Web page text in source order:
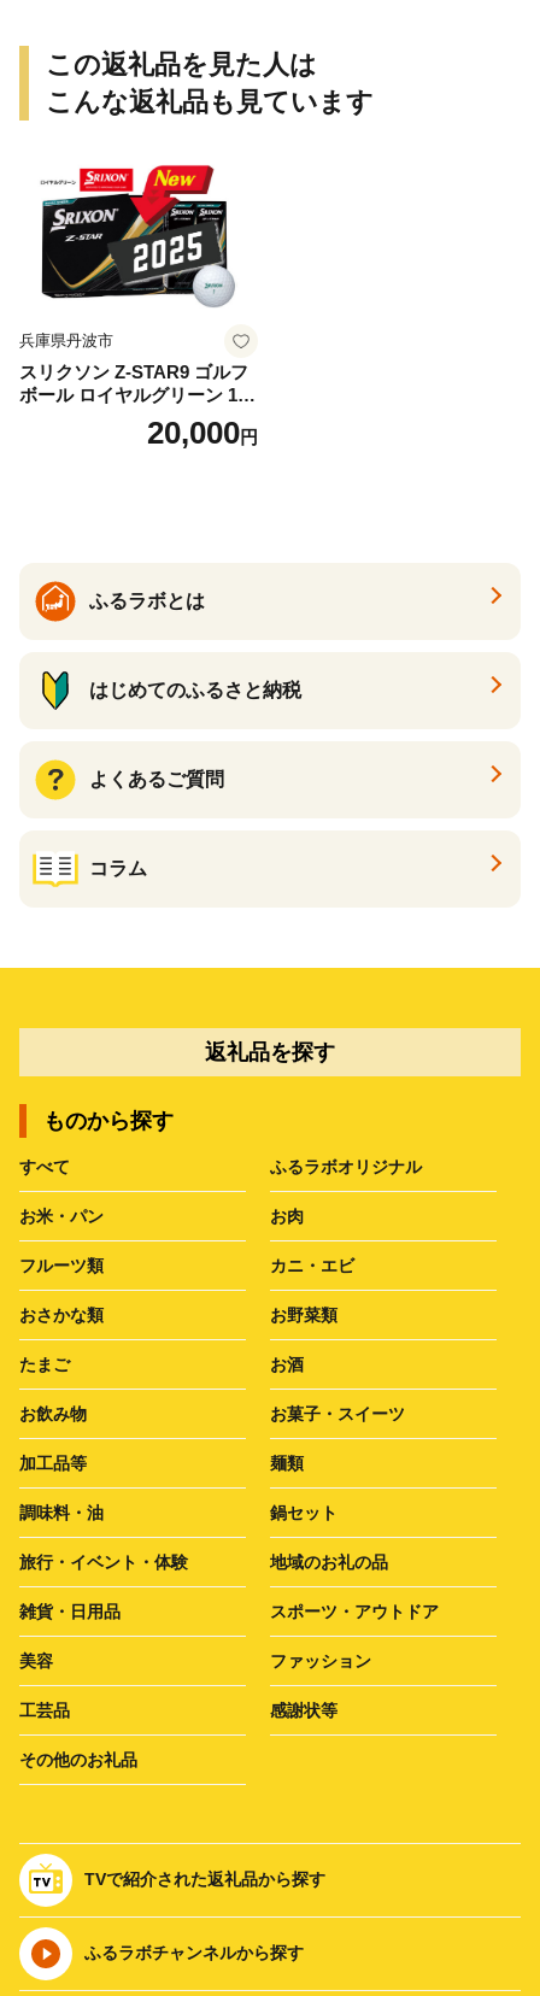
この返礼品を見た人は
こんな返礼品も見ています
兵庫県丹波市
スリクソン Z-STAR9 ゴルフ
ボール ロイヤルグリーン 1ダ
ース 12球 兵庫県丹波市 ふる
20,000円
ふるラボとは
はじめてのふるさと納税
よくあるご質問
コラム
返礼品を探す
ものから探す
すべて ふるラボオリジナル
お米・パン お肉
フルーツ類 カニ・エビ
おさかな類 お野菜類
たまご お酒
お飲み物 お菓子・スイーツ
加工品等 麺類
調味料・油 鍋セット
旅行・イベント・体験 地域のお礼の品
雑貨・日用品 スポーツ・アウトドア
美容 ファッション
工芸品 感謝状等
その他のお礼品
TVで紹介された返礼品から探す
ふるラボチャンネルから探す